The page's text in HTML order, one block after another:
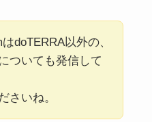
doTERRA以外の、
ついても発信して
さいね。